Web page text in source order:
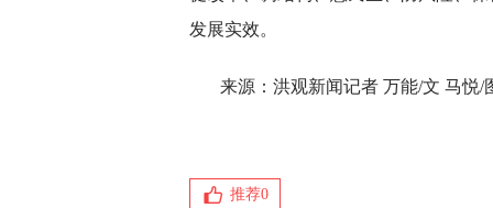
发展实效。
来源：洪观新闻记者 万能/文 马悦/
推荐0